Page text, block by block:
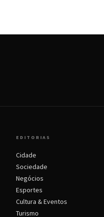
EDITORIAS
Cidade
Sociedade
Negócios
Esportes
Cultura & Eventos
Turismo